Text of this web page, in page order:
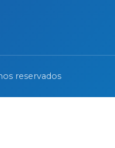
reservados